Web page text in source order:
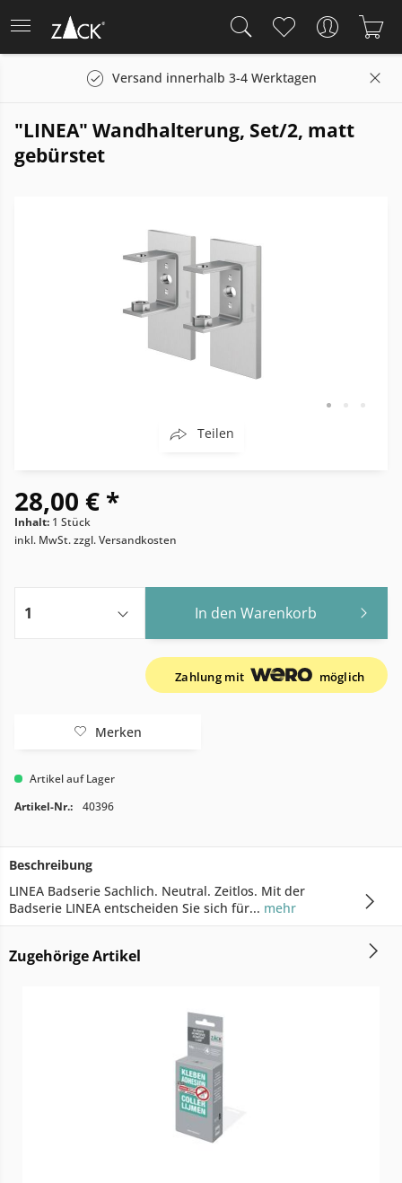
Versand innerhalb 3-4 Werktagen
"LINEA" Wandhalterung, Set/2, matt
gebürstet
Teilen
28,00 € *
Inhalt: 1 Stück
inkl. MwSt.zzgl. Versandkosten
In den Warenkorb
Zahlung mit möglich
Merken
Artikel auf Lager
Artikel-Nr.:
40396
Beschreibung
LINEA Badserie Sachlich. Neutral. Zeitlos. Mit der
Badserie LINEA entscheiden Sie sich für... mehr
Zugehörige Artikel